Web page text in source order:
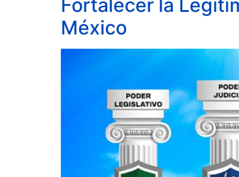
Fortalecer la
México